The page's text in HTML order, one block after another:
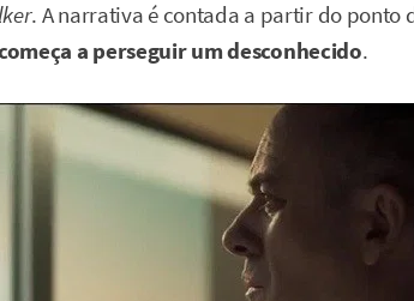
. A narrativa é contada a partir do ponto
a perseguir um desconhecido.